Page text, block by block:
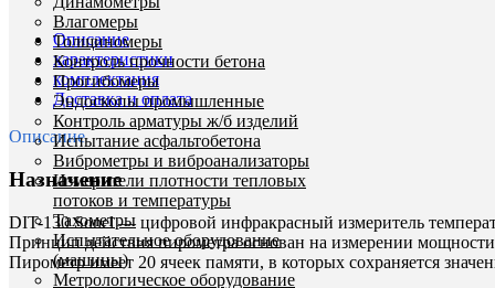
Влагомеры
Толщиномеры
Контроль прочности бетона
Прогибомеры
Эндоскопы промышленные
Контроль арматуры ж/б изделий
Испытание асфальтобетона
Виброметры и виброанализаторы
Измерители плотности тепловых
потоков и температуры
Тахометры
Испытательное оборудование
(машины)
Метрологическое оборудование
Описание
характеристики
комплектация
Доставка и оплата
Описание
Назначение
DIT-130 Sonel — цифровой инфракрасный измеритель
Принцип действия пирометра основан на измерении
Пирометр имеет 20 ячеек памяти, в которых сохраняется